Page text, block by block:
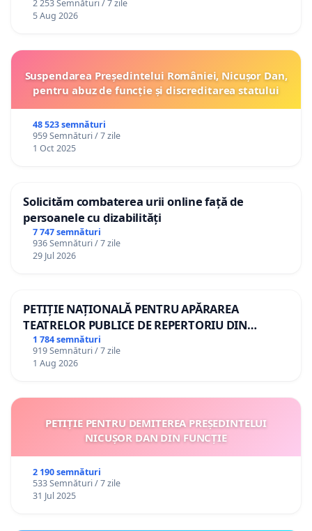
2 253 Semnături / 7 zile
5 Aug 2026
Suspendarea Președintelui României, Nicușor Dan,
pentru abuz de funcție și discreditarea statului
48 523 semnături
959 Semnături / 7 zile
1 Oct 2025
Solicităm combaterea urii online față de
persoanele cu dizabilități
7 747 semnături
936 Semnături / 7 zile
29 Jul 2026
PETIȚIE NAȚIONALĂ PENTRU APĂRAREA
TEATRELOR PUBLICE DE REPERTORIU DIN
ROMÂNIA
1 784 semnături
919 Semnături / 7 zile
1 Aug 2026
PETIȚIE PENTRU DEMITEREA PREȘEDINTELUI
NICUȘOR DAN DIN FUNCȚIE
2 190 semnături
533 Semnături / 7 zile
31 Jul 2025